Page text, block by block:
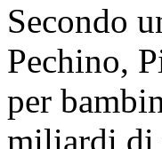
Secondo
Pechino,
per
miliardi di